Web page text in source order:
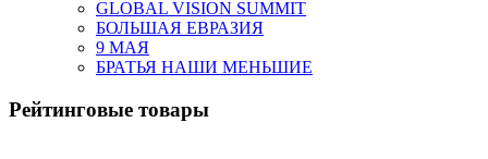
GLOBAL VISION SUMMIT
БОЛЬШАЯ ЕВРАЗИЯ
9 МАЯ
БРАТЬЯ НАШИ МЕНЬШИЕ
Рейтинговые товары